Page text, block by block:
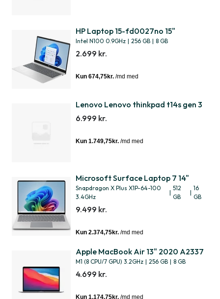
HP Laptop 15-fd0027no 15"
Intel N100 0.9GHz | 256 GB | 8 GB
2.699 kr.
Lenovo Lenovo thinkpad t14s gen 3
6.999 kr.
Microsoft Surface Laptop 7 14"
Snapdragon X Plus X1P-64-100
3.4GHz
|
512
GB
|
16
GB
9.499 kr.
Apple MacBook Air 13" 2020 A2337
M1 (8 CPU/7 GPU) 3.2GHz | 256 GB | 8 GB
4.699 kr.